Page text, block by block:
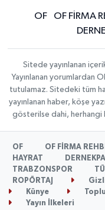
OF OF FİRMA
Sitede yayınlanan
Yayınlanan yorumlardan
tutulamaz. Sitedeki tüm
yayınlanan haber, köşe
gösterilse dahi, herhangi
OF OF FİRMA
HAYRAT
TRABZONSPOR
ROPÖRTAJ
Künye
Yayın İlkeleri